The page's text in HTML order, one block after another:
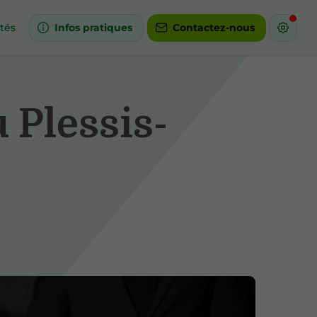
Infos pratiques Contactez-nous
Plessis-